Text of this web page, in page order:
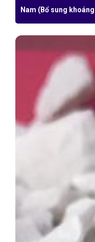
Nam (Bổ sung